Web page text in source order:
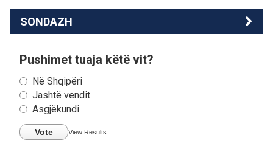
SONDAZH
Pushimet tuaja këtë vit?
Në Shqipëri
Jashtë vendit
Asgjëkundi
Vote View Results